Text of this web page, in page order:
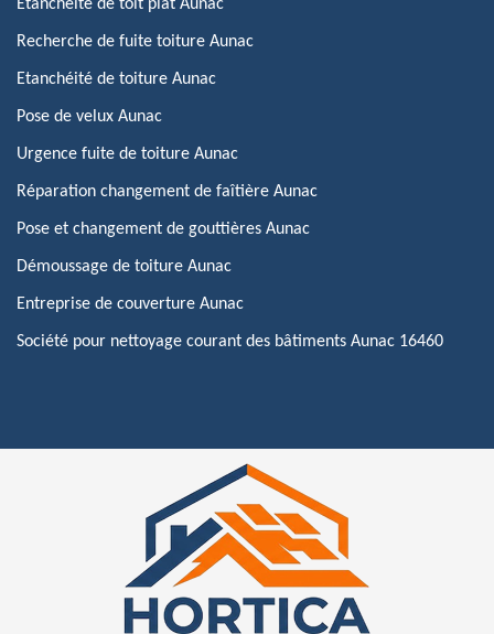
Etanchéité de toit plat Aunac
Recherche de fuite toiture Aunac
Etanchéité de toiture Aunac
Pose de velux Aunac
Urgence fuite de toiture Aunac
Réparation changement de faîtière Aunac
Pose et changement de gouttières Aunac
Démoussage de toiture Aunac
Entreprise de couverture Aunac
Société pour nettoyage courant des bâtiments Aunac 16460